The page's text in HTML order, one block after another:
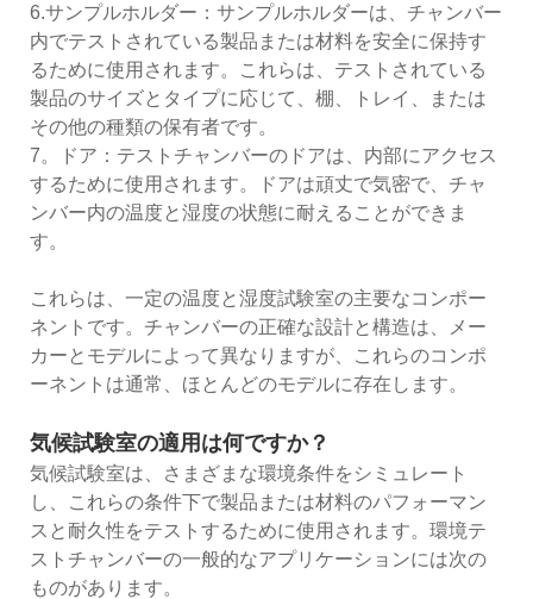
6.サンプルホルダー：サンプルホルダーは、チャンバー
内でテストされている製品または材料を安全に保持す
るために使用されます。これらは、テストされている
製品のサイズとタイプに応じて、棚、トレイ、または
その他の種類の保有者です。
7。ドア：テストチャンバーのドアは、内部にアクセス
するために使用されます。ドアは頑丈で気密で、チャ
ンバー内の温度と湿度の状態に耐えることができま
す。
これらは、一定の温度と湿度試験室の主要なコンポー
ネントです。チャンバーの正確な設計と構造は、メー
カーとモデルによって異なりますが、これらのコンポ
ーネントは通常、ほとんどのモデルに存在します。
気候試験室の適用は何ですか？
気候試験室は、さまざまな環境条件をシミュレート
し、これらの条件下で製品または材料のパフォーマン
スと耐久性をテストするために使用されます。環境テ
ストチャンバーの一般的なアプリケーションには次の
ものがあります。